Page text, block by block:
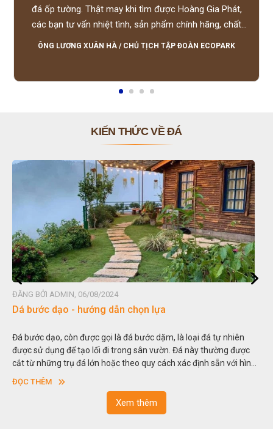
đá ốp tường. Thật may khi tìm được Hoàng Gia Phát,
các bạn tư vấn nhiệt tình, sản phẩm chính hãng, chất
lượng tốt, giá hợp lý, hỗ trợ tận tình.
ÔNG LƯƠNG XUÂN HÀ / CHỦ TỊCH TẬP ĐOÀN ECOPARK
KIẾN THỨC VỀ ĐÁ
ĐĂNG BỞI ADMIN, 06/08/2024
Dá bước dạo - hướng dẫn chọn lựa
Đá bước dạo, còn được gọi là đá bước dặm, là loại đá tự nhiên
được sử dụng để tạo lối đi trong sân vườn. Đá này thường được
cắt từ những trụ đá lớn hoặc theo quy cách xác định sẵn với hình
vuông hoặc hình chữ nhật và có độ dày khác nhau.
ĐỌC THÊM
Xem thêm